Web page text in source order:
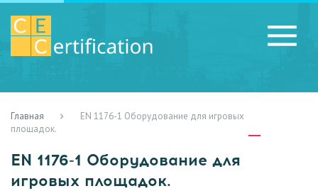
Главная
EN 1176-1 Оборудование для игровых
площадок.
EN 1176-1 Оборудование для
игровых площадок.